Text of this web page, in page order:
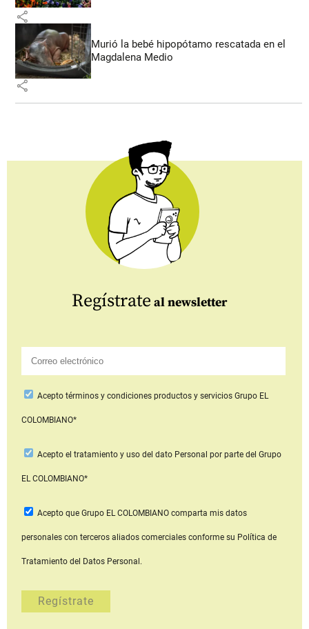
share
Murió la bebé hipopótamo rescatada en el
Magdalena Medio
share
Regístrate al newsletter
Aceptotérminos y condiciones productos y serviciosGrupo EL
COLOMBIANO*
Acepto el tratamiento y uso del dato Personal por parte del Grupo
EL COLOMBIANO*
Acepto que Grupo EL COLOMBIANOcomparta mis datos
personales con terceros aliados comerciales conforme su Política de
Tratamiento del Datos Personal.